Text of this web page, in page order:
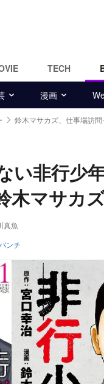
TECH
漫画
鈴木マサカズ、仕事場訪
い非行
マサカズ
真魚
ンチ